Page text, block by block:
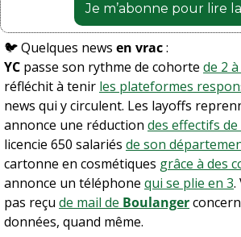
Je m’abonne pour lire
🐦 Quelques news en vrac :
YC passe son rythme de cohorte de 2
réfléchit à tenir les plateformes
news qui y circulent. Les layoffs
annonce une réduction des effectifs de
licencie 650 salariés de son
cartonne en cosmétiques grâce à des
annonce un téléphone qui se plie en 3.
pas reçu de mail de Boulanger
données, quand même.